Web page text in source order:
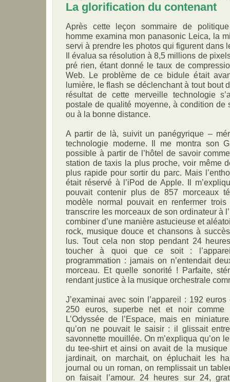
La glorification du contenant
Après cette leçon sommaire de politique
homme examina mon panasonic Leica, la
servi à prendre les photos qui figurent dans
Il évalua sa résolution à 8,5 millions de
pré rien, étant donné le taux de
Web. Le problème de ce bidule était
lumière, le flash se déclenchant à tout bout
résultat de cette merveille technologie
postale de qualité moyenne, à condition de
ou à la bonne distance.
A partir de là, suivit un panégyrique –
technologie moderne. Il me montra son
possible à partir de l’hôtel de savoir
station de taxis la plus proche, voir même
plus rapide pour sortir du parc. Mais
était réservé à l’iPod de Apple. Il
pouvait contenir plus de 857 morceaux
modèle normal pouvait en renfermer
transcrire les morceaux de son ordinateur à
combiner d’une manière astucieuse et
rock, musique douce et chansons à
lus. Tout cela non stop pendant 24
toucher à quoi que ce soit :
programmation : jamais on n’entendait
morceau. Et quelle sonorité ! Parfaite,
rendant justice à la musique orchestrale
J’examinai avec soin l’appareil : 192
250 euros, superbe net et noir comme
L’Odyssée de l’Espace, mais en
qu’on ne pouvait le saisir : il glissait
savonnette mouillée. On m’expliqua qu’on
du tee-shirt et ainsi on avait de la musique
jardinait, on marchait, on épluchait les
journal ou un roman, on remplissait un
on faisait l’amour. 24 heures sur 24,